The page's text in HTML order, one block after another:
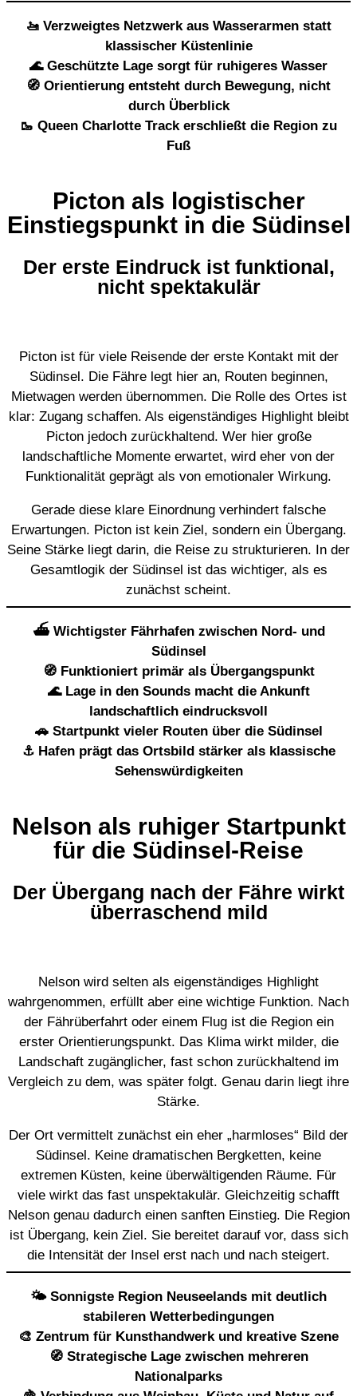
🚤 Verzweigtes Netzwerk aus Wasserarmen statt
klassischer Küstenlinie
🌊 Geschützte Lage sorgt für ruhigeres Wasser
🧭 Orientierung entsteht durch Bewegung, nicht
durch Überblick
🥾 Queen Charlotte Track erschließt die Region zu
Fuß
Picton als logistischer
Einstiegspunkt in die Südinsel
Der erste Eindruck ist funktional,
nicht spektakulär
Picton ist für viele Reisende der erste Kontakt mit der
Südinsel. Die Fähre legt hier an, Routen beginnen,
Mietwagen werden übernommen. Die Rolle des Ortes ist
klar: Zugang schaffen. Als eigenständiges Highlight bleibt
Picton jedoch zurückhaltend. Wer hier große
landschaftliche Momente erwartet, wird eher von der
Funktionalität geprägt als von emotionaler Wirkung.
Gerade diese klare Einordnung verhindert falsche
Erwartungen. Picton ist kein Ziel, sondern ein Übergang.
Seine Stärke liegt darin, die Reise zu strukturieren. In der
Gesamtlogik der Südinsel ist das wichtiger, als es
zunächst scheint.
⛴️ Wichtigster Fährhafen zwischen Nord- und
Südinsel
🧭 Funktioniert primär als Übergangspunkt
🌊 Lage in den Sounds macht die Ankunft
landschaftlich eindrucksvoll
🚗 Startpunkt vieler Routen über die Südinsel
⚓ Hafen prägt das Ortsbild stärker als klassische
Sehenswürdigkeiten
Nelson als ruhiger Startpunkt
für die Südinsel-Reise
Der Übergang nach der Fähre wirkt
überraschend mild
Nelson wird selten als eigenständiges Highlight
wahrgenommen, erfüllt aber eine wichtige Funktion. Nach
der Fährüberfahrt oder einem Flug ist die Region ein
erster Orientierungspunkt. Das Klima wirkt milder, die
Landschaft zugänglicher, fast schon zurückhaltend im
Vergleich zu dem, was später folgt. Genau darin liegt ihre
Stärke.
Der Ort vermittelt zunächst ein eher „harmloses“ Bild der
Südinsel. Keine dramatischen Bergketten, keine
extremen Küsten, keine überwältigenden Räume. Für
viele wirkt das fast unspektakulär. Gleichzeitig schafft
Nelson genau dadurch einen sanften Einstieg. Die Region
ist Übergang, kein Ziel. Sie bereitet darauf vor, dass sich
die Intensität der Insel erst nach und nach steigert.
🌤️ Sonnigste Region Neuseelands mit deutlich
stabileren Wetterbedingungen
🎨 Zentrum für Kunsthandwerk und kreative Szene
🧭 Strategische Lage zwischen mehreren
Nationalparks